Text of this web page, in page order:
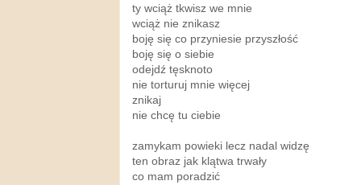
ty wciąż tkwisz we mnie
wciąż nie znikasz
boję się co przyniesie przyszłość
boję się o siebie
odejdź tęsknoto
nie torturuj mnie więcej
znikaj
nie chcę tu ciebie
zamykam powieki lecz nadal widzę
ten obraz jak klątwa trwały
co mam poradzić